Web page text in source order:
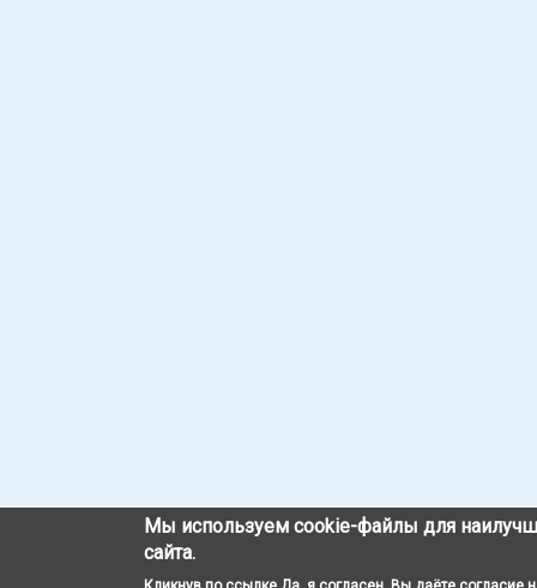
Мы используем cookie-файлы для
сайта.